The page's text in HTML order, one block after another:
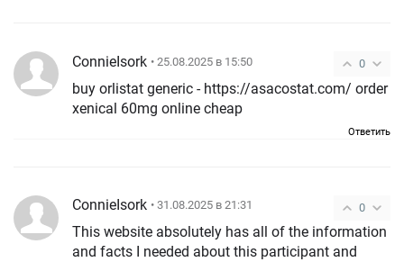
0
ConnieIsork • 25.08.2025 в 15:50
buy orlistat generic - https://asacostat.com/ order
xenical 60mg online cheap
Ответить
0
ConnieIsork • 31.08.2025 в 21:31
This website absolutely has all of the information
and facts I needed about this participant and